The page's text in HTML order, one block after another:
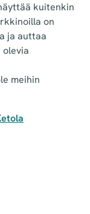
kuitenkin
on
ja auttaa
olevia
meihin